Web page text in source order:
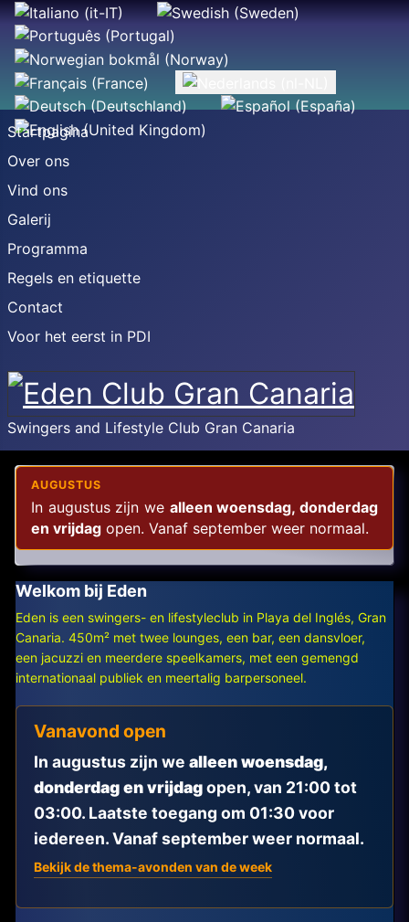
Selecteer de taal
Startpagina
Over ons
Vind ons
Galerij
Programma
Regels en etiquette
Contact
Voor het eerst in PDI
Swingers and Lifestyle Club Gran Canaria
AUGUSTUS
In augustus zijn we alleen woensdag, donderdag
en vrijdag open. Vanaf september weer normaal.
Welkom bij Eden
Eden is een swingers- en lifestyleclub in Playa del Inglés, Gran
Canaria. 450m² met twee lounges, een bar, een dansvloer,
een jacuzzi en meerdere speelkamers, met een gemengd
internationaal publiek en meertalig barpersoneel.
Vanavond open
In augustus zijn wealleen woensdag,
donderdag en vrijdagopen, van 21:00 tot
03:00. Laatste toegang om 01:30 voor
iedereen. Vanaf september weer normaal.
Bekijk de thema-avonden van de week